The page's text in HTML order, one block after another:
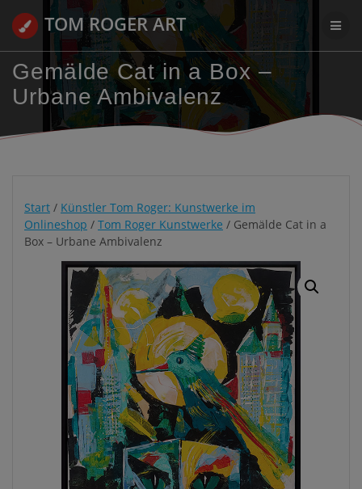
Inhalt
springen
TOM ROGER ART
Gemälde Cat in a Box –
Urbane Ambivalenz
Start / Künstler Tom Roger: Kunstwerke im
Onlineshop / Tom Roger Kunstwerke / Gemälde Cat in a
Box – Urbane Ambivalenz